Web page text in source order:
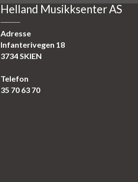
Helland Musikksenter AS
Adresse
Infanterivegen 18
3734 SKIEN
Telefon
35 70 63 70